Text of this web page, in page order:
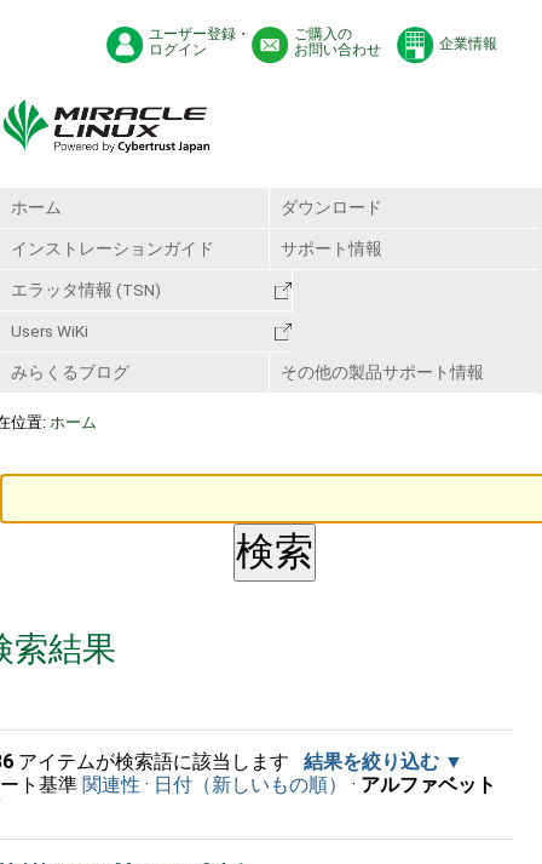
ユーザー登録・
ログイン
ご購入の
お問い合わせ
企業情報
ホーム ダウンロード
インストレーションガイド サポート情報
エラッタ情報 (TSN)
Users WiKi
みらくるブログ その他の製品サポート情報
位置: ホーム
索結果
アイテムが検索語に該当します
結果を絞り込む
ト基準 関連性 · 日付（新しいもの順） · アルファベット